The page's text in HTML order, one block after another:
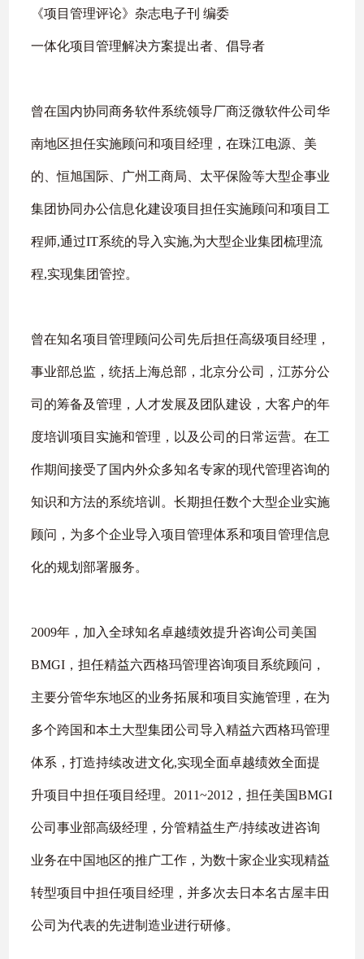
《项目管理评论》杂志电子刊 编委
一体化项目管理解决方案提出者、倡导者
曾在国内协同商务软件系统领导厂商泛微软件公司华
南地区担任实施顾问和项目经理，在珠江电源、美
的、恒旭国际、广州工商局、太平保险等大型企事业
集团协同办公信息化建设项目担任实施顾问和项目工
程师,通过IT系统的导入实施,为大型企业集团梳理流
程,实现集团管控。
曾在知名项目管理顾问公司先后担任高级项目经理，
事业部总监，统括上海总部，北京分公司，江苏分公
司的筹备及管理，人才发展及团队建设，大客户的年
度培训项目实施和管理，以及公司的日常运营。在工
作期间接受了国内外众多知名专家的现代管理咨询的
知识和方法的系统培训。长期担任数个大型企业实施
顾问，为多个企业导入项目管理体系和项目管理信息
化的规划部署服务。
2009年，加入全球知名卓越绩效提升咨询公司美国
BMGI ，担任精益六西格玛管理咨询项目系统顾问，
主要分管华东地区的业务拓展和项目实施管理，在为
多个跨国和本土大型集团公司导入精益六西格玛管理
体系，打造持续改进文化,实现全面卓越绩效全面提
升项目中担任项目经理。 2011~2012 ，担任美国BMGI
公司事业部高级经理，分管精益生产/持续改进咨询
业务在中国地区的推广工作，为数十家企业实现精益
转型项目中担任项目经理，并多次去日本名古屋丰田
公司为代表的先进制造业进行研修。